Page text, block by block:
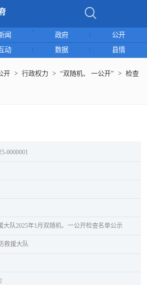
闻 政府
公开
动 数据 县情
开 > 行政权力 > “双随机、 一公开” > 检查
0000001
大队2025年1月双随机、一公开检查名单公示
救援大队